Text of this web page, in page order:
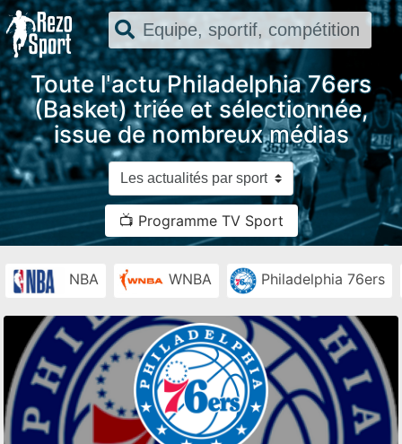
Toute l'actu Philadelphia 76ers
(Basket) triée et sélectionnée,
issue de nombreux médias
📺 Programme TV Sport
NBA WNBA Philadelphia 76ers